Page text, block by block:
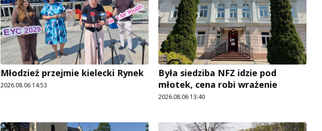
Młodzież przejmie kielecki Rynek
2026.08.06 14:53
Była siedziba NFZ idzie pod
młotek, cena robi wrażenie
2026.08.06 13:40